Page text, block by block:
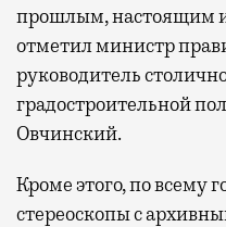
прошлым, настоящим
отметил министр
руководитель
градостроительной
Овчинский.
Кроме этого, по всему
стереоскопы с